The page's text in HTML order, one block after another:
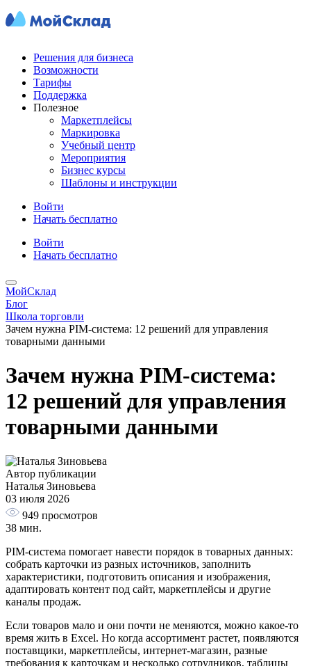
Решения для бизнеса
Возможности
Тарифы
Поддержка
Полезное
Маркетплейсы
Маркировка
Учебный центр
Мероприятия
Бизнес курсы
Шаблоны и инструкции
Войти
Начать бесплатно
Войти
Начать бесплатно
МойСклад
Блог
Школа торговли
Зачем нужна PIM-система: 12 решений для управления
товарными данными
Зачем нужна PIM-система:
12 решений для управления
товарными данными
Автор публикации
Наталья Зиновьева
03 июля 2026
949 просмотров
38 мин.
PIM-система помогает навести порядок в товарных данных:
собрать карточки из разных источников, заполнить
характеристики, подготовить описания и изображения,
адаптировать контент под сайт, маркетплейсы и другие
каналы продаж.
Если товаров мало и они почти не меняются, можно какое-то
время жить в Excel. Но когда ассортимент растет, появляются
поставщики, маркетплейсы, интернет-магазин, разные
требования к карточкам и несколько сотрудников, таблицы